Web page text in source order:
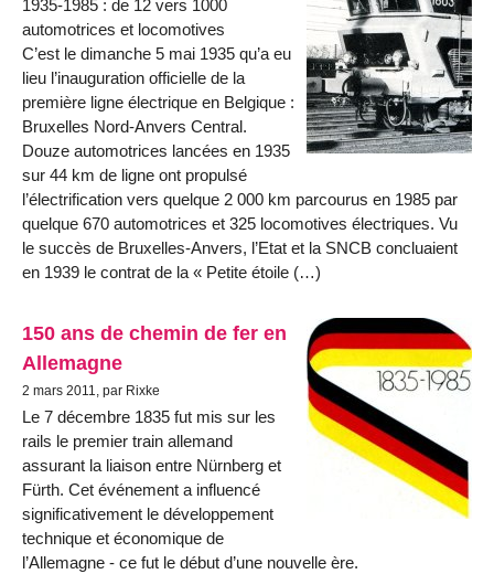
1935-1985 : de 12 vers 1000
automotrices et locomotives
C’est le dimanche 5 mai 1935 qu’a eu
lieu l’inauguration officielle de la
première ligne électrique en Belgique :
Bruxelles Nord-Anvers Central.
Douze automotrices lancées en 1935
sur 44 km de ligne ont propulsé
l’électrification vers quelque 2 000 km parcourus en 1985 par
quelque 670 automotrices et 325 locomotives électriques. Vu
le succès de Bruxelles-Anvers, l’Etat et la SNCB concluaient
en 1939 le contrat de la « Petite étoile (…)
150 ans de chemin de fer en
Allemagne
2 mars 2011, par Rixke
Le 7 décembre 1835 fut mis sur les
rails le premier train allemand
assurant la liaison entre Nürnberg et
Fürth. Cet événement a influencé
significativement le développement
technique et économique de
l’Allemagne - ce fut le début d’une nouvelle ère.